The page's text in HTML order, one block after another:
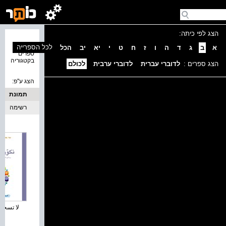
הצג לפי כיתה:
א
ב ג ד ה ו ז ח ט י יא יב הכל
הצג ספרים : לדוברי עברית לדוברי ערבית לכולם
ספרים
בקטגוריה
לכל הספרייה
הצג ע''פ:
תמונת
כריכה
רשימה
لا